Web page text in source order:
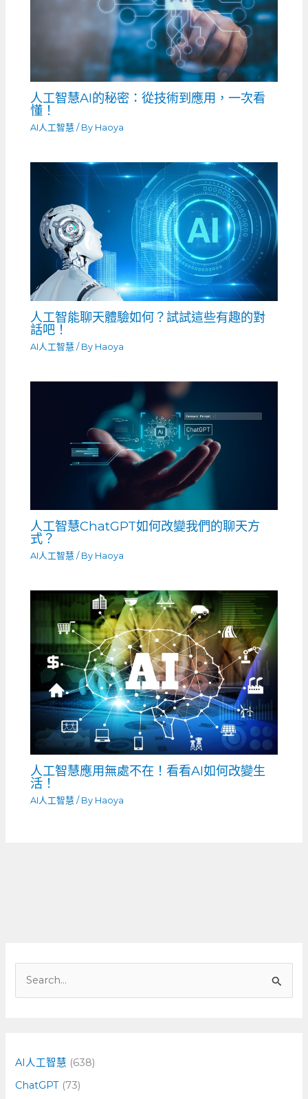
人工智慧AI的秘密：從技術到應用，一次看
懂！
AI人工智慧 / By Haoya
人工智能聊天體驗如何？試試這些有趣的對
話吧！
AI人工智慧 / By Haoya
人工智慧ChatGPT如何改變我們的聊天方
式？
AI人工智慧 / By Haoya
人工智慧應用無處不在！看看AI如何改變生
活！
AI人工智慧 / By Haoya
字
:
AI人工智慧 (638)
ChatGPT (73)